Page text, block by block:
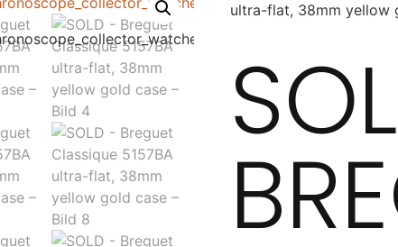
ultra-flat, 38mm yellow